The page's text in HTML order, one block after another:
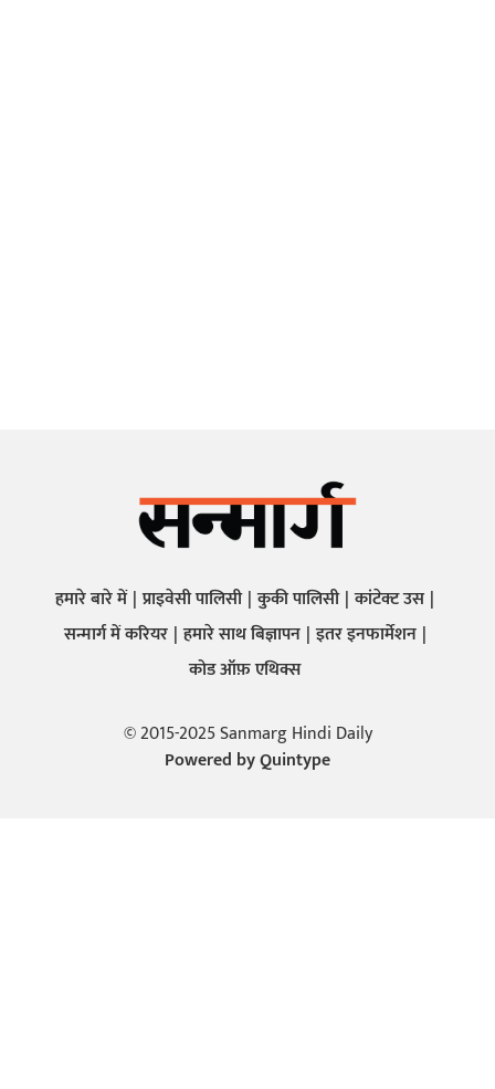
हमारे बारे में प्राइवेसी पालिसी कुकी पालिसी कांटेक्ट उस
सन्मार्ग में करियर हमारे साथ बिज्ञापन इतर इनफार्मेशन
कोड ऑफ़ एथिक्स
© 2015-2025 Sanmarg Hindi Daily
Powered byQuintype